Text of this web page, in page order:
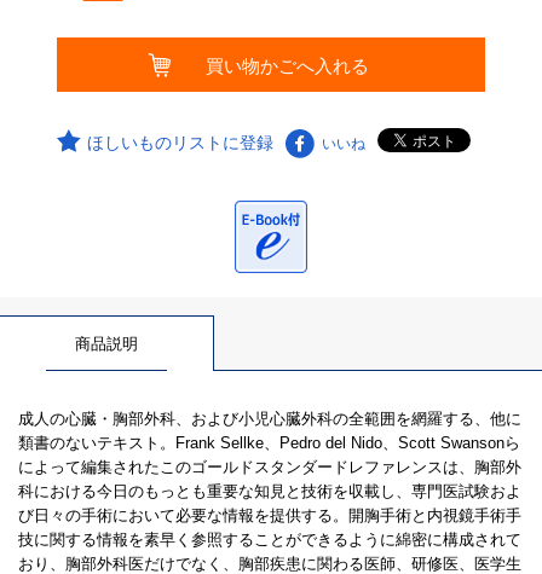
ほしいものリストに登録 いいね
商品説明
成人の心臓・胸部外科、および小児心臓外科の全範囲を網羅する、他に
類書のないテキスト。Frank Sellke、Pedro del Nido、Scott Swansonら
によって編集されたこのゴールドスタンダードレファレンスは、胸部外
科における今日のもっとも重要な知見と技術を収載し、専門医試験およ
び日々の手術において必要な情報を提供する。開胸手術と内視鏡手術手
技に関する情報を素早く参照することができるように綿密に構成されて
おり、胸部外科医だけでなく、胸部疾患に関わる医師、研修医、医学生